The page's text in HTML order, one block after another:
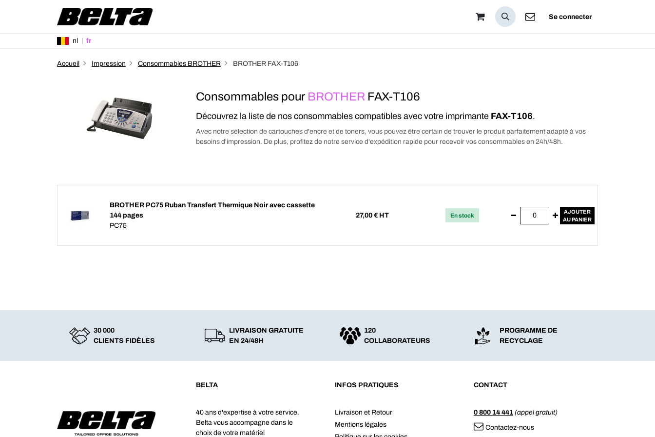
Se connecter
nl fr
Accueil Impression Consommables BROTHER BROTHER FAX-T106
Consommables pour BROTHER FAX-T106
Découvrez la liste de nos consommables compatibles avec votre imprimante FAX-T106.
Avec notre sélection de cartouches d'encre et de toners, vous pouvez être certain de trouver le produit parfaitement adapté à vos
besoins d'impression. De plus, profitez de notre service d'expédition rapide pour recevoir vos consommables en 24h/48h.
BROTHER PC75 Ruban Transfert Thermique Noir avec cassette
144 pages
PC75
27,00 € HT En stock
AJOUTER
AU PANIER
30 000
CLIENTS FIDÈLES
LIVRAISON GRATUITE
EN 24/48H
120
COLLABORATEURS
PROGRAMME DE
RECYCLAGE
BELTA
40 ans d'expertise à votre service.
Belta vous accompagne dans le
choix de votre matériel
INFOS PRATIQUES
Livraison et Retour
Mentions légales
CONTACT
0 800 14 441 (appel gratuit)
Contactez-nous